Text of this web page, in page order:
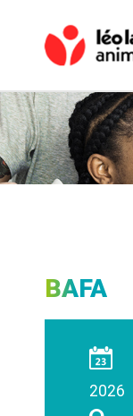
BAFA
2026